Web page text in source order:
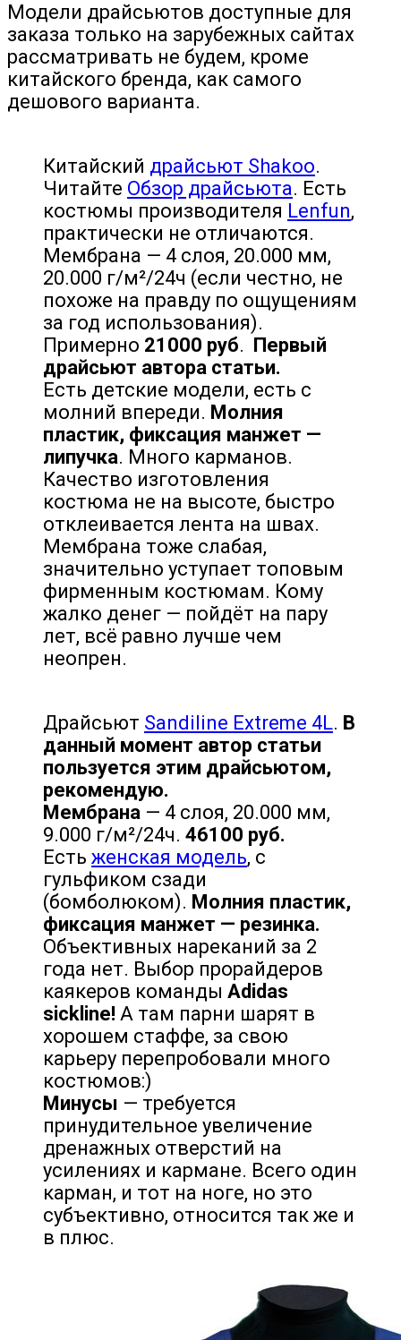
Модели драйсьютов доступные для
заказа только на зарубежных сайтах
рассматривать не будем, кроме
китайского бренда, как самого
дешового варианта.
Китайский драйсьют Shakoo.
Читайте Обзор драйсьюта. Есть
костюмы производителя Lenfun,
практически не отличаются.
Мембрана — 4 слоя, 20.000 мм,
20.000 г/м²/24ч (если честно, не
похоже на правду по ощущениям
за год использования).
Примерно 21000 руб. Первый
драйсьют автора статьи.
Есть детские модели, есть с
молний впереди. Молния
пластик, фиксация манжет —
липучка. Много карманов.
Качество изготовления
костюма не на высоте, быстро
отклеивается лента на швах.
Мембрана тоже слабая,
значительно уступает топовым
фирменным костюмам. Кому
жалко денег — пойдёт на пару
лет, всё равно лучше чем
неопрен.
Драйсьют Sandiline Extreme 4L. В
данный момент автор статьи
пользуется этим драйсьютом,
рекомендую.
Мембрана — 4 слоя, 20.000 мм,
9.000 г/м²/24ч. 46100 руб.
Есть женская модель, с
гульфиком сзади
(бомболюком). Молния пластик,
фиксация манжет — резинка.
Объективных нареканий за 2
года нет. Выбор прорайдеров
каякеров команды Adidas
sickline! А там парни шарят в
хорошем стаффе, за свою
карьеру перепробовали много
костюмов:)
Минусы — требуется
принудительное увеличение
дренажных отверстий на
усилениях и кармане. Всего один
карман, и тот на ноге, но это
субъективно, относится так же и
в плюс.